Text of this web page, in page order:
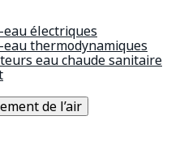
électriques
thermodynamiques
eau chaude sanitaire
de l’air